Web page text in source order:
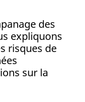
des
expliquons
risques de
sur la